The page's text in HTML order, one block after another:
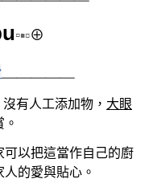
▫▪▫⊕
有人工添加物， 大眼
可以把這當作自己的廚
的愛與貼心。